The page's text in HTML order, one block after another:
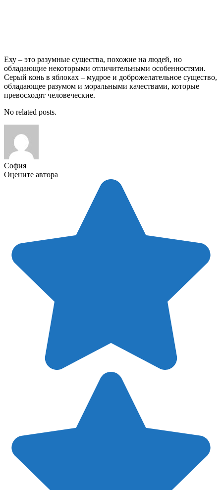
Еху – это разумные существа, похожие на людей, но
обладающие некоторыми отличительными особенностями.
Серый конь в яблоках – мудрое и доброжелательное существо,
обладающее разумом и моральными качествами, которые
превосходят человеческие.
No related posts.
София
Оцените автора